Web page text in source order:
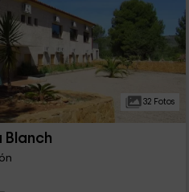
32 Fotos
Blanch